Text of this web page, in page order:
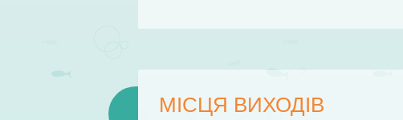
МІСЦЯ ВИХОДІВ